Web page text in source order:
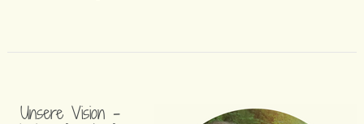
Unsere Vision –